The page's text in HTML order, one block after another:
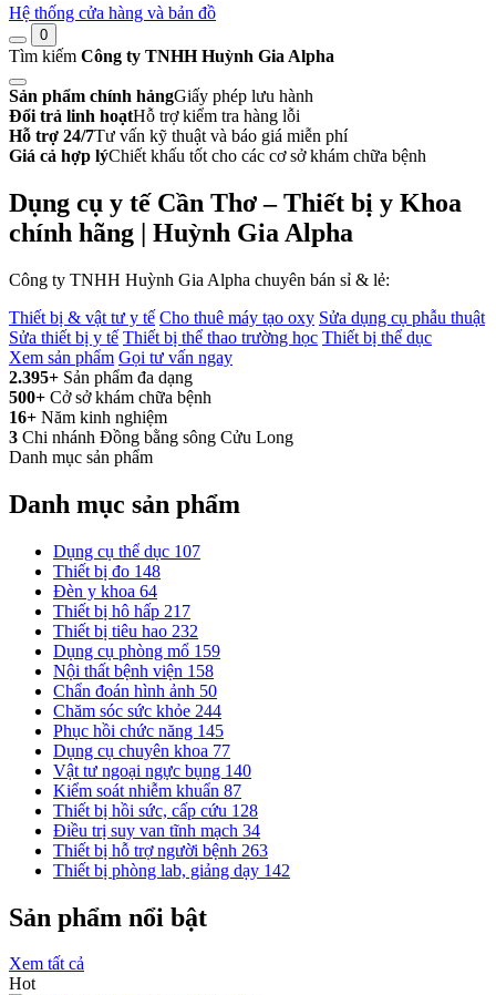
Hệ thống cửa hàng và bản đồ
0
Tìm kiếm Công ty TNHH Huỳnh Gia Alpha
Sản phẩm chính hảngGiấy phép lưu hành
Đổi trả linh hoạtHỗ trợ kiểm tra hàng lỗi
Hỗ trợ 24/7Tư vấn kỹ thuật và báo giá miễn phí
Giá cả hợp lýChiết khấu tốt cho các cơ sở khám chữa bệnh
Dụng cụ y tế Cần Thơ – Thiết bị y Khoa
chính hãng | Huỳnh Gia Alpha
Công ty TNHH Huỳnh Gia Alpha chuyên bán sỉ & lẻ:
Thiết bị & vật tư y tế Cho thuê máy tạo oxy Sửa dụng cụ phẫu thuật
Sửa thiết bị y tế Thiết bị thể thao trường học Thiết bị thể dục
Xem sản phẩm Gọi tư vấn ngay
2.395+ Sản phẩm đa dạng
500+ Cở sở khám chữa bệnh
16+ Năm kinh nghiệm
3 Chi nhánh Đồng bằng sông Cửu Long
Danh mục sản phẩm
Danh mục sản phẩm
Dụng cụ thể dục 107
Thiết bị đo 148
Đèn y khoa 64
Thiết bị hô hấp 217
Thiết bị tiêu hao 232
Dụng cụ phòng mổ 159
Nội thất bệnh viện 158
Chẩn đoán hình ảnh 50
Chăm sóc sức khỏe 244
Phục hồi chức năng 145
Dụng cụ chuyên khoa 77
Vật tư ngoại ngực bụng 140
Kiểm soát nhiễm khuẩn 87
Thiết bị hồi sức, cấp cứu 128
Điều trị suy van tĩnh mạch 34
Thiết bị hỗ trợ người bệnh 263
Thiết bị phòng lab, giảng dạy 142
Sản phẩm nổi bật
Xem tất cả
Hot